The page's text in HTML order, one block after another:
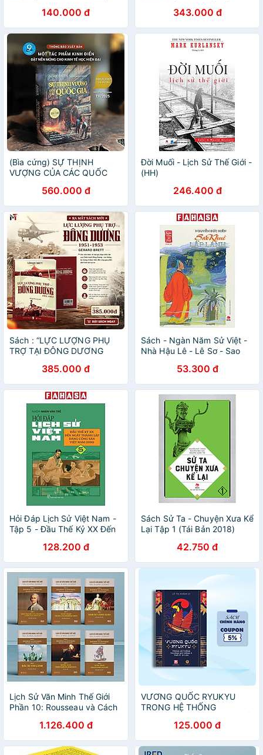
140.000 đ 343.000 đ
(Bìa cứng) SỰ THỊNH
VƯỢNG CỦA CÁC QUỐC
560.000 đ
Đời Muối - Lịch Sử Thế Giới -
(HH)
246.400 đ
Sách : “LỰC LƯỢNG PHỤ
TRỢ TẠI ĐÔNG DƯƠNG
385.000 đ
Sách - Ngàn Năm Sử Việt -
Nhà Hậu Lê - Lê Sơ - Sao
53.300 đ
Hỏi Đáp Lịch Sử Việt Nam -
Tập 5 - Đầu Thế Kỷ XX Đến
Sản Việt Nam (1930)
128.200 đ
Sách Sử Ta - Chuyện Xưa Kể
Lại Tập 1 (Tái Bản 2018)
42.750 đ
Lịch Sử Văn Minh Thế Giới
Phần 10: Rousseau và Cách
tập) - Sách IRED Books
1.126.400 đ
VƯƠNG QUỐC RYUKYU
TRONG HỆ THỐNG
KỶ XV - XIX125.000 đ